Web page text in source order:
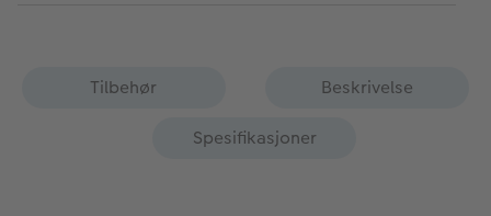
Tilbehør
Beskrivelse
Spesifikasjoner